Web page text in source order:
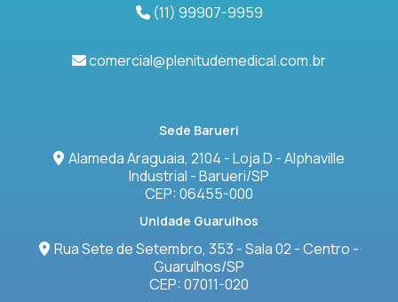
(11) 99907-9959
comercial@plenitudemedical.com.br
Sede Barueri
Alameda Araguaia, 2104 - Loja D - Alphaville
Industrial - Barueri/SP
CEP: 06455-000
Unidade Guarulhos
Rua Sete de Setembro, 353 - Sala 02 - Centro -
Guarulhos/SP
CEP: 07011-020